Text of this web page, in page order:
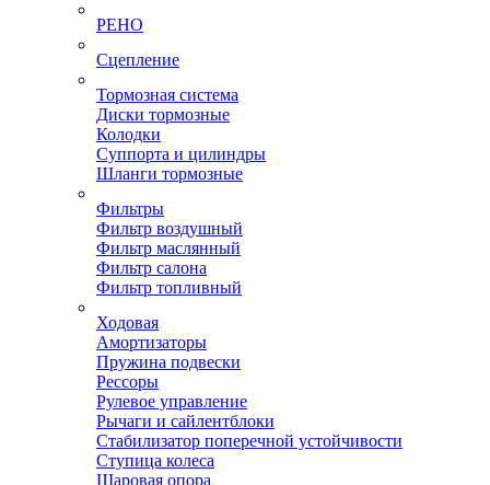
РЕНО
Сцепление
Тормозная система
Диски тормозные
Колодки
Суппорта и цилиндры
Шланги тормозные
Фильтры
Фильтр воздушный
Фильтр маслянный
Фильтр салона
Фильтр топливный
Ходовая
Амортизаторы
Пружина подвески
Рессоры
Рулевое управление
Рычаги и сайлентблоки
Стабилизатор поперечной устойчивости
Ступица колеса
Шаровая опора